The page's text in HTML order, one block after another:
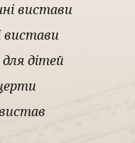
вистави
вистави
дітей